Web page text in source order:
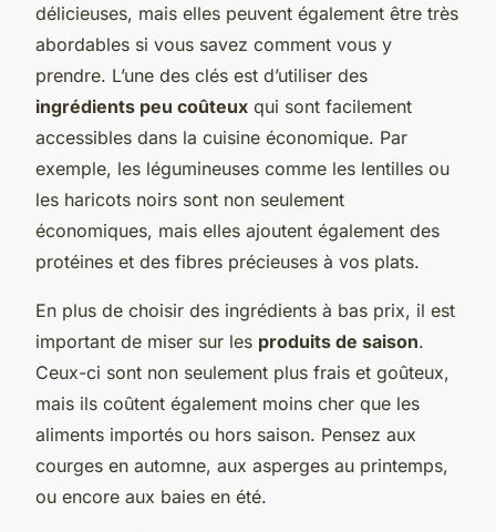
délicieuses, mais elles peuvent également être très
abordables si vous savez comment vous y
prendre. L’une des clés est d’utiliser des
ingrédients peu coûteux qui sont facilement
accessibles dans la cuisine économique. Par
exemple, les légumineuses comme les lentilles ou
les haricots noirs sont non seulement
économiques, mais elles ajoutent également des
protéines et des fibres précieuses à vos plats.
En plus de choisir des ingrédients à bas prix, il est
important de miser sur les produits de saison.
Ceux-ci sont non seulement plus frais et goûteux,
mais ils coûtent également moins cher que les
aliments importés ou hors saison. Pensez aux
courges en automne, aux asperges au printemps,
ou encore aux baies en été.